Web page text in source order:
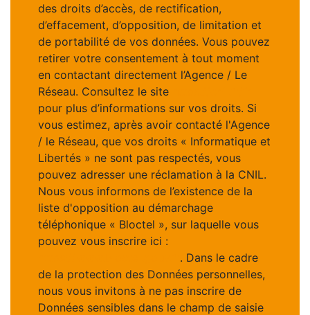
des droits d’accès, de rectification,
d’effacement, d’opposition, de limitation et
de portabilité de vos données. Vous pouvez
retirer votre consentement à tout moment
en contactant directement l’Agence / Le
Réseau. Consultez le site
pour plus d’informations sur vos droits. Si
vous estimez, après avoir contacté l'Agence
/ le Réseau, que vos droits « Informatique et
Libertés » ne sont pas respectés, vous
pouvez adresser une réclamation à la CNIL.
Nous vous informons de l’existence de la
liste d'opposition au démarchage
téléphonique « Bloctel », sur laquelle vous
pouvez vous inscrire ici :
. Dans le cadre
de la protection des Données personnelles,
nous vous invitons à ne pas inscrire de
Données sensibles dans le champ de saisie